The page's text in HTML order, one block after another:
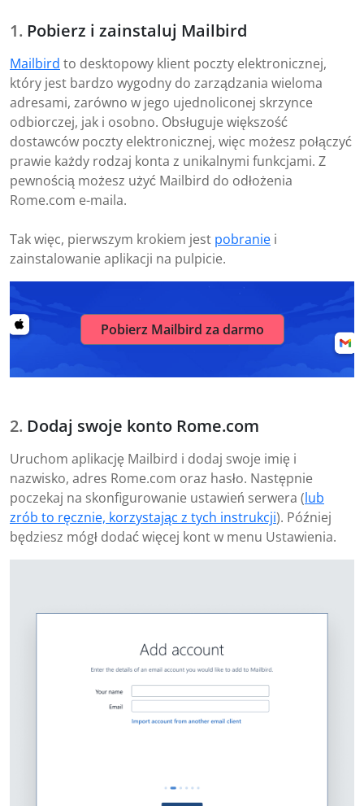
Pobierz i zainstaluj Mailbird
Mailbird to desktopowy klient poczty elektronicznej,
który jest bardzo wygodny do zarządzania wieloma
adresami, zarówno w jego ujednoliconej skrzynce
odbiorczej, jak i osobno. Obsługuje większość
dostawców poczty elektronicznej, więc możesz połączyć
prawie każdy rodzaj konta z unikalnymi funkcjami. Z
pewnością możesz użyć Mailbird do odłożenia
Rome.com e-maila.
Tak więc, pierwszym krokiem jest pobranie i
zainstalowanie aplikacji na pulpicie.
Pobierz Mailbird za darmo
Dodaj swoje konto Rome.com
Uruchom aplikację Mailbird i dodaj swoje imię i
nazwisko, adres Rome.com oraz hasło. Następnie
poczekaj na skonfigurowanie ustawień serwera (lub
zrób to ręcznie, korzystając z tych instrukcji). Później
będziesz mógł dodać więcej kont w menu Ustawienia.